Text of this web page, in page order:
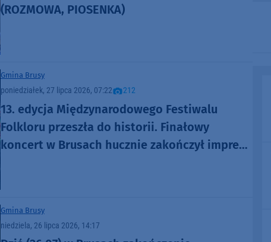
(ROZMOWA, PIOSENKA)
Gmina Brusy
poniedziałek, 27 lipca 2026, 07:22 212
13. edycja Międzynarodowego Festiwalu
Folkloru przeszła do historii. Finałowy
koncert w Brusach hucznie zakończył imprezę
Gmina Brusy
niedziela, 26 lipca 2026, 14:17